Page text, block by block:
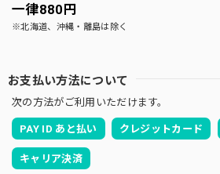
一律880円
※北海道、沖縄・離島は除く
お支払い方法について
次の方法がご利用いただけます。
PAY ID あと払い クレジットカード
キャリア決済